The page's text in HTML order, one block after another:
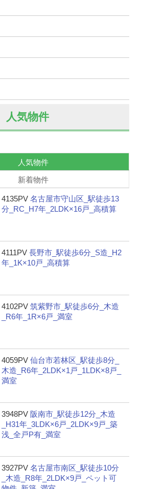
人気物件
人気物件
新着物件
4135PV 名古屋市守山区_駅徒歩13
分_RC_H7年_2LDK×16戸_高積算
4111PV 長野市_駅徒歩6分_S造_H2
年_1K×10戸_高積算
4102PV 筑紫野市_駅徒歩6分_木造
_R6年_1R×6戸_満室
4059PV 仙台市若林区_駅徒歩8分_
木造_R6年_2LDK×1戸_1LDK×8戸_
満室
3948PV 阪南市_駅徒歩12分_木造
_H31年_3LDK×6戸_2LDK×9戸_築
浅_全戸P有_満室
3927PV 名古屋市南区_駅徒歩10分
_木造_R8年_2LDK×9戸_ペット可